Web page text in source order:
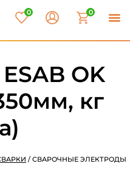
0 0
OK
кг
/ СВАРОЧНЫЕ ЭЛЕКТРОДЫ